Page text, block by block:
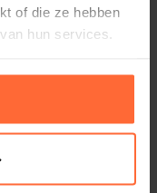
of die ze hebben
hun services.